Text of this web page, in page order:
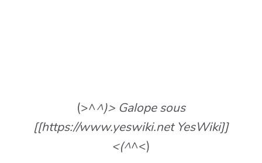
(>^^)> Galope sous
[[https://www.yeswiki.net YesWiki]]
<(^^<)